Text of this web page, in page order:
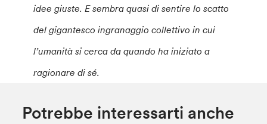
idee giuste. E sembra quasi di sentire lo scatto
del gigantesco ingranaggio collettivo in cui
l’umanità si cerca da quando ha iniziato a
ragionare di sé.
Potrebbe interessarti anche